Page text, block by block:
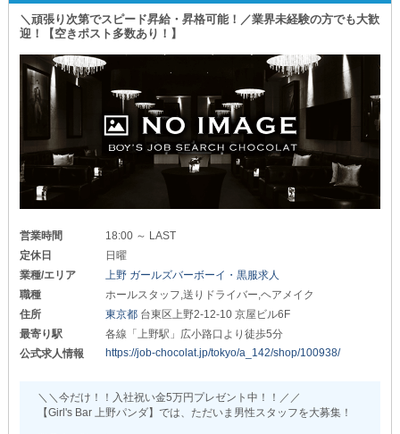
日給8,000円
❏ドライバー❏
||◣ ◢||
《日払い》に対応しており
さらに《週2～3日勤務》もできるので…
副業先としてもピッタリです！
◥◣まずは体験入社へ◢◤
￣￣￣￣￣￣￣￣￣￣￣￣￣￣
《スーツ》はレンタルしているので
事前にあなたが用意するものはありません◎
・東京メトロ銀座線「上野広小路駅」より徒歩3分
と最寄り駅からのアクセスも良好。
また、現在アルバイトスタッフも募集中です◎
ぜひ、お気軽にお越しください！
【club beauty（ビューティー）】
◆未経験者さん大歓迎◆
￣￣￣￣￣￣￣￣￣￣￣
フォロー体制も充実しているので
業界初心者さんもすぐに活躍できるのがポイント。
お仕事をするうえで必要な知識やマナーは
事前にしっかりお教えするので
安心してくださいね◎
というミスマッチもしっかり防げますよ！
◆明朗な評価システム◆
￣￣￣￣￣￣￣￣￣￣￣
ホールスタッフ（ア）
▶▶時給1,500円～
キッチンスタッフ（ア）
▶▶時給1,500円～
▶▶日給8,000円
＼頑張り次第でスピード昇給・昇格可能！／業界未経験の方でも大歓
迎！【空きポスト多数あり！】
営業時間
18:00 ～ LAST
定休日
日曜
業種/エリア
上野 ガールズバーボーイ・黒服求人
職種
ホールスタッフ,送りドライバー,ヘアメイク
住所
東京都 台東区上野2-12-10 京屋ビル6F
最寄り駅
各線「上野駅」広小路口より徒歩5分
公式求人情報
https://job-chocolat.jp/tokyo/a_142/shop/100938/
＼＼今だけ！！入社祝い金5万円プレゼント中！！／／
【Girl's Bar 上野パンダ】では、ただいま男性スタッフを大募集！